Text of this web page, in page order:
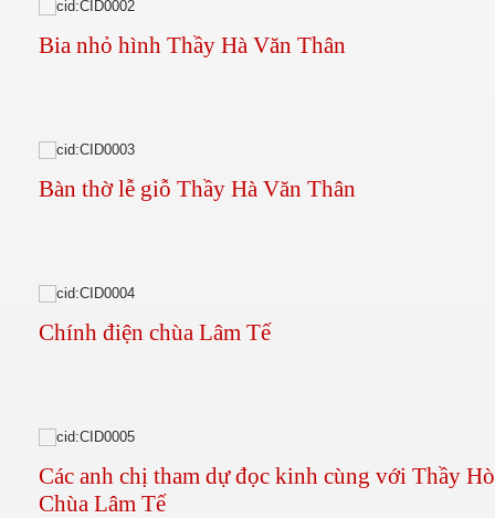
Bia nhỏ hình Thầy Hà Văn Thân
Bàn thờ lễ giỗ Thầy Hà Văn Thân
Chính điện chùa Lâm Tế
Các anh chị tham dự đọc kinh cùng với Thầy
Chùa Lâm Tế
bằng Cữu Long